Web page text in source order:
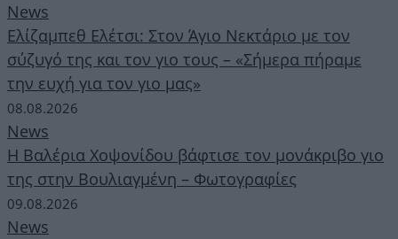
News
Ελίζαμπεθ Ελέτσι: Στον Άγιο Νεκτάριο με τον
σύζυγό της και τον γιο τους – «Σήμερα πήραμε
την ευχή για τον γιο μας»
08.08.2026
News
H Βαλέρια Χοψονίδου βάφτισε τον μονάκριβο γιο
της στην Βουλιαγμένη – Φωτογραφίες
09.08.2026
News